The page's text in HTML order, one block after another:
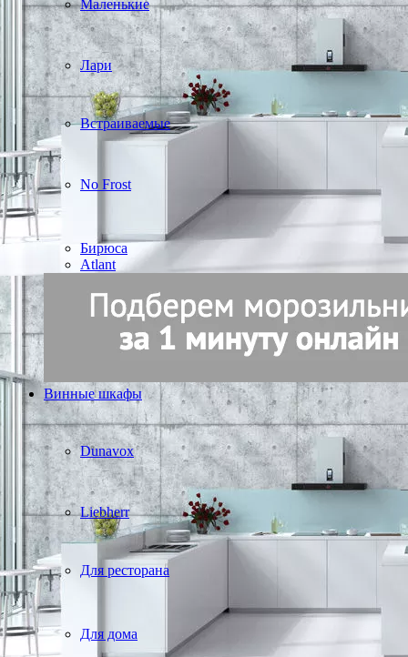
Маленькие
Лари
Встраиваемые
No Frost
Бирюса
Atlant
Винные шкафы
Dunavox
Liebherr
Для ресторана
Для дома